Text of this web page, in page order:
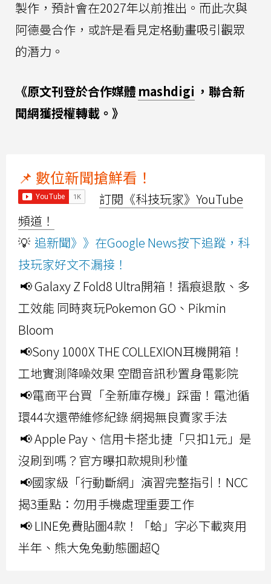
製作，預計會在2027年以前推出。而此次與
阿德曼合作，或許是看見定格動畫吸引觀眾
的潛力。
《原文刊登於合作媒體 mashdigi ，聯合新
聞網獲授權轉載。》
📌 數位新聞搶鮮看！
訂閱《科技玩家》YouTube
頻道！
💡 追新聞》》在Google News按下追蹤，科
技玩家好文不漏接！
📢 Galaxy Z Fold8 Ultra開箱！摺痕退散、多
工效能 同時爽玩Pokemon GO、Pikmin
Bloom
📢Sony 1000X THE COLLEXION耳機開箱！
工地實測降噪效果 空間音訊秒置身電影院
📢電商平台買「全新庫存機」踩雷！電池循
環44次還帶維修紀錄 網揭無良賣家手法
📢 Apple Pay、信用卡搭北捷「只扣1元」是
沒刷到嗎？官方曝扣款規則秒懂
📢國家級「行動斷網」演習完整指引！NCC
揭3重點：勿用手機處理重要工作
📢 LINE免費貼圖4款！「蛤」字必下載爽用
半年、熊大兔兔動態圖超Q